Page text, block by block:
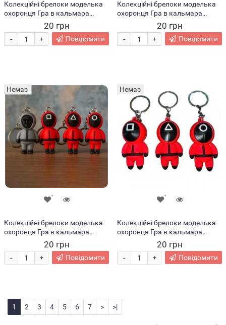
Колекційні брелоки моделька
охоронця Гра в кальмара
55х32 мм (12)20 грн
+
- Повідомити
Колекційні брелоки моделька
охоронця Гра в кальмара
58х26 мм (12)20 грн
+
- Повідомити
Немає
Колекційні брелоки моделька
охоронця Гра в кальмара
58х30 мм (12)20 грн
+
- Повідомити
Немає
Колекційні брелоки моделька
охоронця Гра в кальмара
58х31 мм (12)20 грн
+
- Повідомити
1 2 3 4 5 6 7 > >|